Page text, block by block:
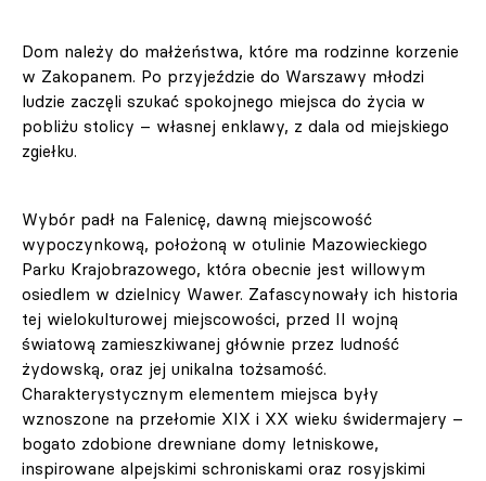
Dom należy do małżeństwa, które ma rodzinne korzenie
w Zakopanem. Po przyjeździe do Warszawy młodzi
ludzie zaczęli szukać spokojnego miejsca do życia w
pobliżu stolicy – własnej enklawy, z dala od miejskiego
zgiełku.
Wybór padł na Falenicę, dawną miejscowość
wypoczynkową, położoną w otulinie Mazowieckiego
Parku Krajobrazowego, która obecnie jest willowym
osiedlem w dzielnicy Wawer. Zafascynowały ich historia
tej wielokulturowej miejscowości, przed II wojną
światową zamieszkiwanej głównie przez ludność
żydowską, oraz jej unikalna tożsamość.
Charakterystycznym elementem miejsca były
wznoszone na przełomie XIX i XX wieku świdermajery –
bogato zdobione drewniane domy letniskowe,
inspirowane alpejskimi schroniskami oraz rosyjskimi